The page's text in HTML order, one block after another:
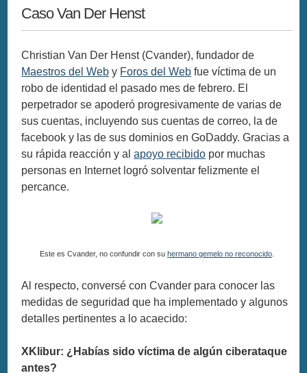
Caso Van Der Henst
Christian Van Der Henst (Cvander), fundador de
Maestros del Web y Foros del Web fue víctima de un
robo de identidad el pasado mes de febrero. El
perpetrador se apoderó progresivamente de varias de
sus cuentas, incluyendo sus cuentas de correo, la de
facebook y las de sus dominios en GoDaddy. Gracias a
su rápida reacción y alapoyo recibido por muchas
personas en Internet logró solventar felizmente el
percance.
Este es Cvander, no confundir con su hermano gemelo no reconocido
Al respecto, conversé con Cvander para conocer las
medidas de seguridad que ha implementado y algunos
detalles pertinentes a lo acaecido:
XKlibur: ¿Habías sido víctima de algún ciberataque
antes?